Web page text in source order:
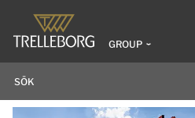
GROUP